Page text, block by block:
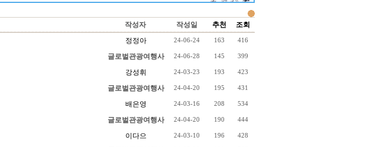
작성자 작성일 추천 조회
정정아 24-06-24 163 416
글로벌관광여행사 24-06-28 145 399
강성휘 24-03-23 193 423
글로벌관광여행사 24-04-20 195 431
배은영 24-03-16 208 534
글로벌관광여행사 24-04-20 190 444
이다으 24-03-10 196 428